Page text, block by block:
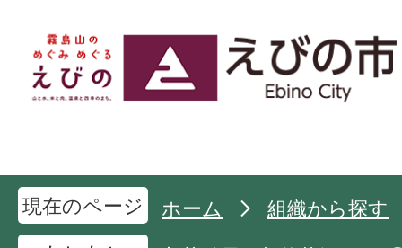
現在のページ ホーム
組織から探す